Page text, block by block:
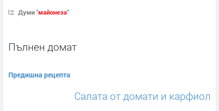
Думи "майонеза"
Пълнен домат
Предишна рецепта
Салата от домати и карфиол